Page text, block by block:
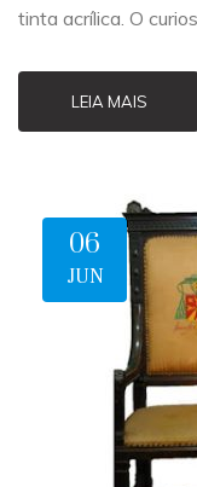
tinta acrílica. O
LEIA MAIS
06
JUN